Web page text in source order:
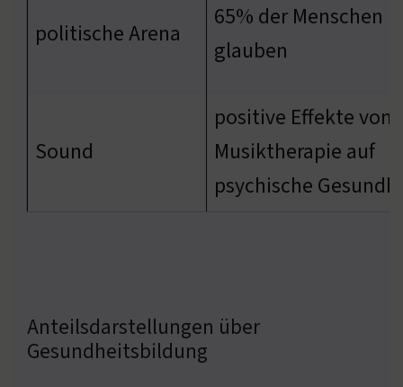
politische Arena
65% der Menschen
glauben
Sound
positive Effekte von
Musiktherapie auf
psychische
Anteilsdarstellungen über
Gesundheitsbildung